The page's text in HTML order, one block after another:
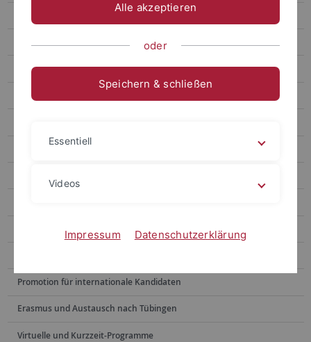
Orientierungs- / Kursangebote
Freizeitaktivitäten
Fach-/Hochschulwechsel
Individuelle Beratung
Promotion für internationale Kandidaten
Erasmus und Austausch nach Tübingen
Virtuelle und Kurzzeit-Programme
Alle akzeptieren
oder
Speichern & schließen
Essentiell
Videos
Impressum Datenschutzerklärung